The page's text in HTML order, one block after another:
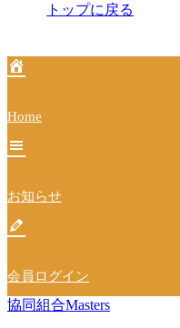
ー
ョ
ン
トップに戻る
Home
お知らせ
会員ログイン
協同組合Masters